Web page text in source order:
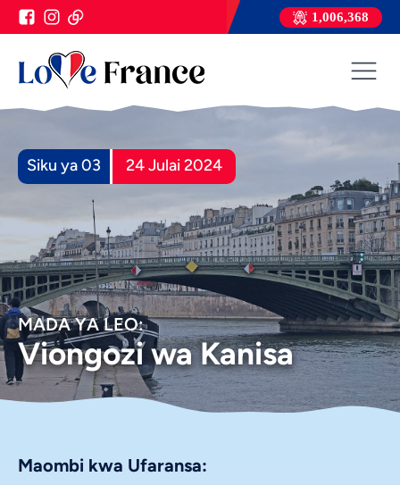
1,006,368
Siku ya 03 24 Julai 2024
MADA YA LEO:
Viongozi wa Kanisa
Maombi kwa Ufaransa: